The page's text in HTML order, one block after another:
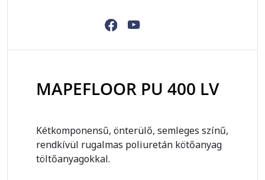
MAPEFLOOR PU 400 LV
Kétkomponensű, önterülő, semleges színű,
rendkívül rugalmas poliuretán kötőanyag
töltőanyagokkal.